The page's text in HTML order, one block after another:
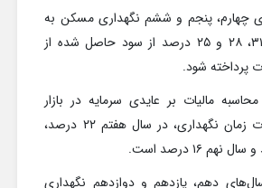
چهارم، پنجم و ششم نگهداری مسکن به
ترتیب باید معادل ۳۱، ۲۸ و ۲۵ درصد از سود حاصل شده از
پرداخته شود.
مالیات بر عایدی سرمایه در بازار
مسکن براساس مدت زمان نگهداری، در سال هفتم ۲۲ درصد،
دهم، یازدهم و دوازدهم نگهداری